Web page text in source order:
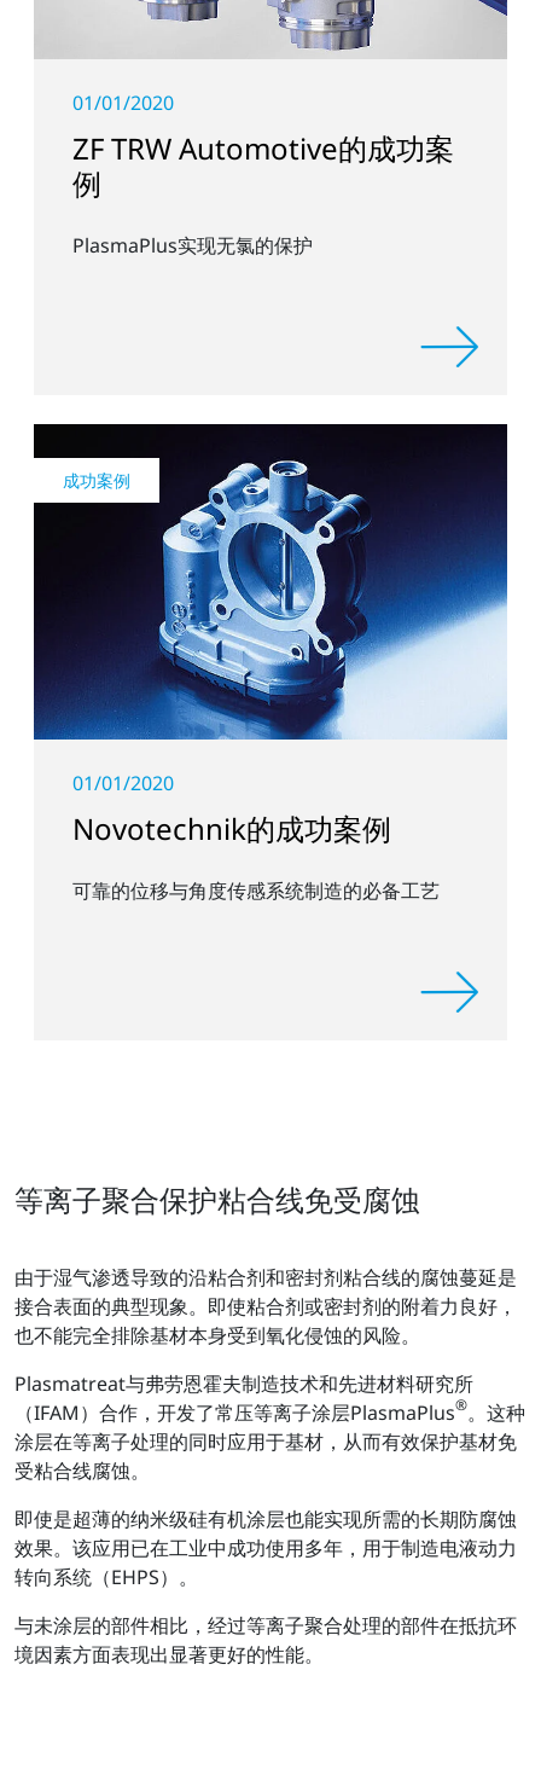
01/01/2020
ZF TRW Automotive的成功案
例
PlasmaPlus实现无氯的保护
成功案例
01/01/2020
Novotechnik的成功案例
可靠的位移与角度传感系统制造的必备工艺
等离子聚合保护粘合线免受腐蚀
由于湿气渗透导致的沿粘合剂和密封剂粘合线的腐蚀蔓延是
接合表面的典型现象。即使粘合剂或密封剂的附着力良好，
也不能完全排除基材本身受到氧化侵蚀的风险。
Plasmatreat与弗劳恩霍夫制造技术和先进材料研究所
（IFAM）合作，开发了常压等离子涂层PlasmaPlus®。这种
涂层在等离子处理的同时应用于基材，从而有效保护基材免
受粘合线腐蚀。
即使是超薄的纳米级硅有机涂层也能实现所需的长期防腐蚀
效果。该应用已在工业中成功使用多年，用于制造电液动力
转向系统（EHPS）。
与未涂层的部件相比，经过等离子聚合处理的部件在抵抗环
境因素方面表现出显著更好的性能。